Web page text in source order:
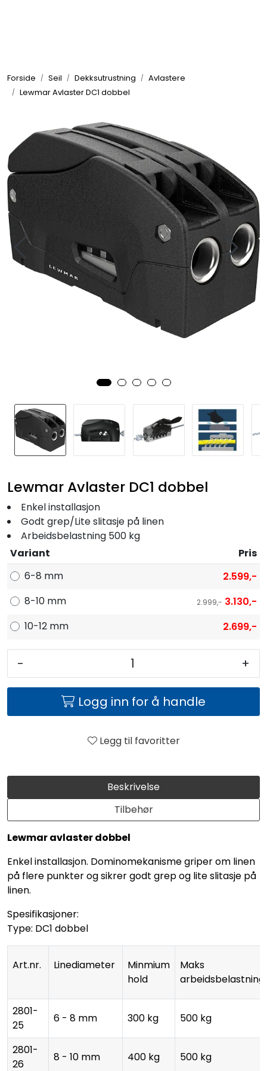
Forside Seil Dekksutrustning
Avlastere
Lewmar Avlaster DC1 dobbel
Beskrivelse
Tilbehør
Lewmar avlaster dobbel
Enkel installasjon. Dominomekanisme griper om linen
på flere punkter og sikrer godt grep og lite slitasje på
linen.
Spesifikasjoner:
Type: DC1 dobbel
Art.nr. Linediameter
Minmium
hold
Maks
2801-
25
6 - 8 mm 300 kg 500 kg
2801-
26
8 - 10 mm 400 kg 500 kg
Lewmar Avlaster DC1 dobbel
Enkel installasjon
Godt grep/Lite slitasje på linen
Arbeidsbelastning 500 kg
Variant
Pris
6-8 mm
2.599,-
8-10 mm
2.999,- 3.130,-
10-12 mm
2.699,-
- +
Logg inn for å handle
Legg til favoritter
Elektrisk
Bygg/Innredning
Komfort
VVS
Fortøyning
Fritid/Sikkerhet
Nyheter